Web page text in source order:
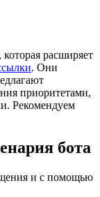
расширяет
. Они
приоритетами,
Рекомендуем
бота
и с помощью